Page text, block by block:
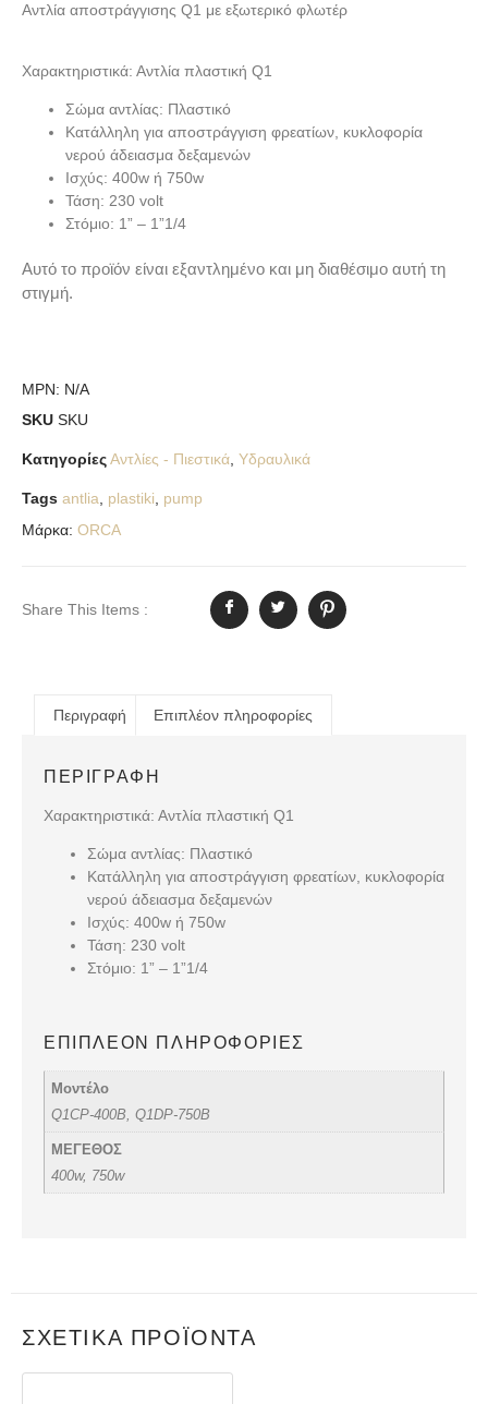
Αντλία αποστράγγισης Q1 με εξωτερικό φλωτέρ
Χαρακτηριστικά: Αντλία πλαστική Q1
Σώμα αντλίας: Πλαστικό
Κατάλληλη για αποστράγγιση φρεατίων, κυκλοφορία
νερού άδειασμα δεξαμενών
Ισχύς: 400w ή 750w
Τάση: 230 volt
Στόμιο: 1” – 1”1/4
Αυτό το προϊόν είναι εξαντλημένο και μη διαθέσιμο αυτή τη
στιγμή.
MPN: N/A
SKU SKU
ΚατηγορίεςΑντλίες - Πιεστικά Υδραυλικά
Tags antlia plastiki
pump
Μάρκα: ORCA
Share This Items :
Περιγραφή Επιπλέον πληροφορίες
ΠΕΡΙΓΡΑΦΉ
Χαρακτηριστικά: Αντλία πλαστική Q1
Σώμα αντλίας: Πλαστικό
Κατάλληλη για αποστράγγιση φρεατίων, κυκλοφορία
νερού άδειασμα δεξαμενών
Ισχύς: 400w ή 750w
Τάση: 230 volt
Στόμιο: 1” – 1”1/4
ΕΠΙΠΛΈΟΝ ΠΛΗΡΟΦΟΡΊΕΣ
Μοντέλο
Q1CP-400B, Q1DP-750B
ΜΕΓΕΘΟΣ
400w, 750w
ΣΧΕΤΙΚΆ ΠΡΟΪΌΝΤΑ